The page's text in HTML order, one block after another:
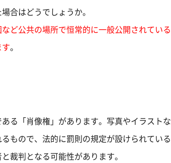
合はどうでしょうか。
など公共の場所で恒常的に一般公開されている
。
る「肖像権」があります。写真やイラストな
もので、法的に罰則の規定が設けられている
裁判となる可能性があります。